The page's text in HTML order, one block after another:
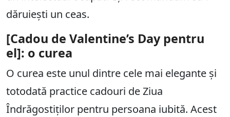
dăruiești un ceas.
[Cadou de Valentine’s Day pentru
el]: o curea
O curea este unul dintre cele mai elegante și
totodată practice cadouri de Ziua
Îndrăgostiților pentru persoana iubită. Acest